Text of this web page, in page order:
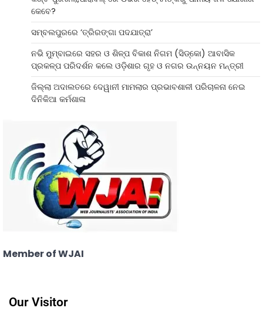
କେବେ?
ସମ୍ବଲପୁରରେ ‘ତ୍ରିରଙ୍ଗା ପଦଯାତ୍ରା’
ନଭି ମୁମ୍ବାଇରେ ସହର ଓ ଶିଳ୍ପ ବିକାଶ ନିଗମ (ସିଡ୍‌କୋ) ଆବାସିକ
ପ୍ରକଳ୍ପ ପରିଦର୍ଶନ କଲେ ଓଡ଼ିଶାର ଗୃହ ଓ ନଗର ଉନ୍ନୟନ ମନ୍ତ୍ରୀ
ଜିଲ୍ଲା ଅଦାଲତରେ ଦେୱାନୀ ମାମଲାର ପ୍ରଭାବଶାଳୀ ପରିଚାଳନା ନେଇ
ଦିନିକିଆ କର୍ମଶାଳା
Member of WJAI
Our Visitor